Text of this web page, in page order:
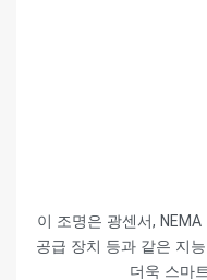
이 조명은 광센서,
공급 장치 등과 같은 지
더욱 스마